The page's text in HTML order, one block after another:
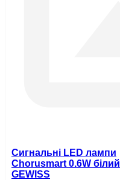
Сигнальні LED лампи
Chorusmart 0.6W білий
GEWISS